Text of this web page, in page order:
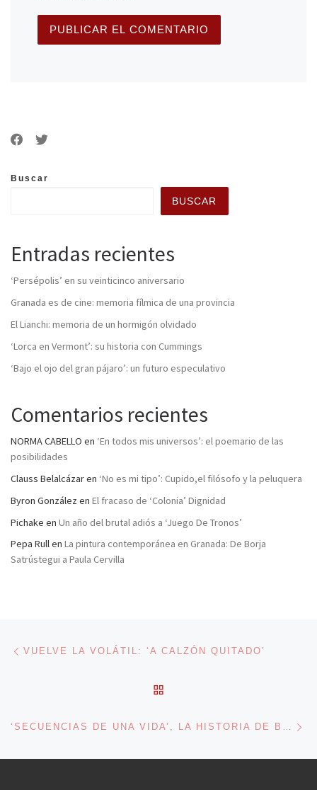
Buscar
BUSCAR
Entradas recientes
‘Persépolis’ en su veinticinco aniversario
Granada es de cine: memoria fílmica de una provincia
El Lianchi: memoria de un hormigón olvidado
‘Lorca en Vermont’: su historia con Cummings
‘Bajo el ojo del gran pájaro’: un futuro especulativo
Comentarios recientes
NORMA CABELLO en ‘En todos mis universos’: el poemario de las
posibilidades
Clauss Belalcázaren ‘No es mi tipo’: Cupido,el filósofo y la peluquera
Byron González en El fracaso de ‘Colonia’ Dignidad
Pichake en Un año del brutal adiós a ‘Juego De Tronos’
Pepa Rullen La pintura contemporánea en Granada: De Borja
Satrústegui a Paula Cervilla
Navegación de entradas
VUELVE LA VOLÁTIL: ‘A CALZÓN QUITADO’
‘SECUENCIAS DE UNA VIDA’, LA HISTORIA DE BRYAN CRANSTON